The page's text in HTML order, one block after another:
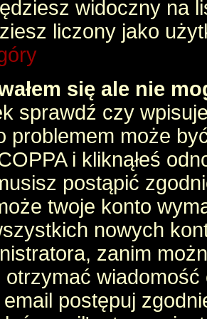
widoczny na
liczony jako
się ale nie
sprawdź czy
problemem może
i kliknąłeś
postąpić
twoje konto
nowych
zanim
otrzymać
email postępuj